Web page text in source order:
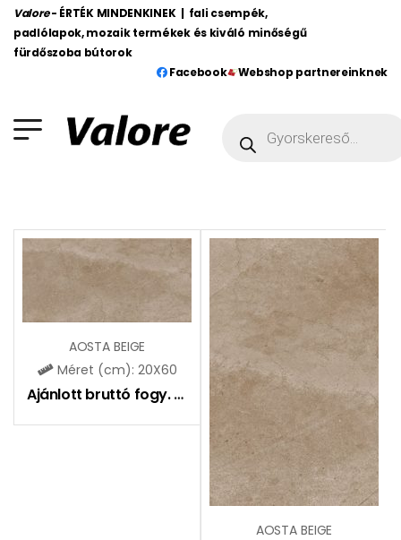
Valore - ÉRTÉK MINDENKINEK | fali csempék,
padlólapok, mozaik termékek és kiváló minőségű
fürdőszoba bútorok
Facebook
Webshop partnereinknek
AOSTA BEIGE
Méret (cm): 20X60
Ajánlott bruttó fogy. ár: 6990
AOSTA BEIGE